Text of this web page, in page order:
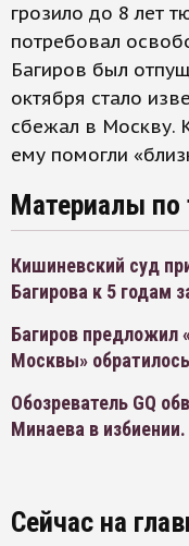
грозило до 8 лет
потребовал
Багиров был
октября стало
сбежал в Москву.
ему помогли
Материалы по
Кишиневский суд
Багирова к 5 годам
Багиров предложил
Москвы»
Обозреватель GQ
Минаева в
Сейчас на